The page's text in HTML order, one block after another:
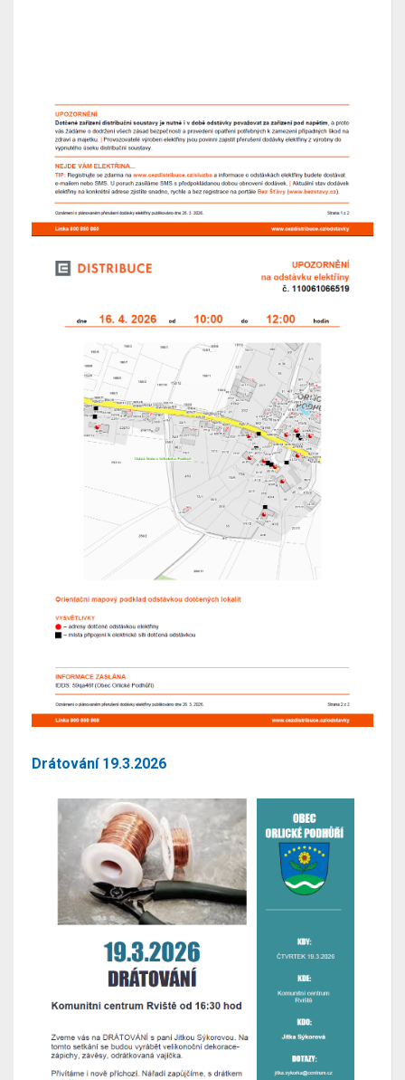
Drátování 19.3.2026